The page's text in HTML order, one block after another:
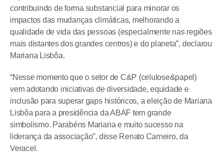
contribuindo de forma substancial para minorar os
impactos das mudanças climáticas, melhorando a
qualidade de vida das pessoas (especialmente nas regiões
mais distantes dos grandes centros) e do planeta”, declarou
Mariana Lisbôa.
“Nesse momento que o setor de C&P (celulose&papel)
vem adotando iniciativas de diversidade, equidade e
inclusão para superar gaps históricos, a eleição de Mariana
Lisbôa para a presidência da ABAF tem grande
simbolismo. Parabéns Mariana e muito sucesso na
liderança da associação”, disse Renato Carneiro, da
Veracel.